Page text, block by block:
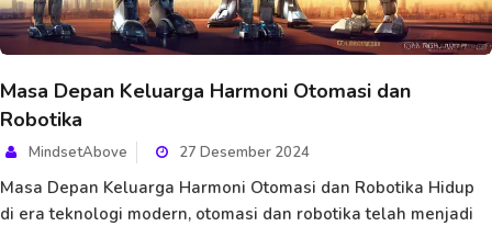
Masa Depan Keluarga Harmoni Otomasi dan
Robotika
MindsetAbove 27 Desember 2024
Masa Depan Keluarga Harmoni Otomasi dan Robotika Hidup
di era teknologi modern, otomasi dan robotika telah menjadi